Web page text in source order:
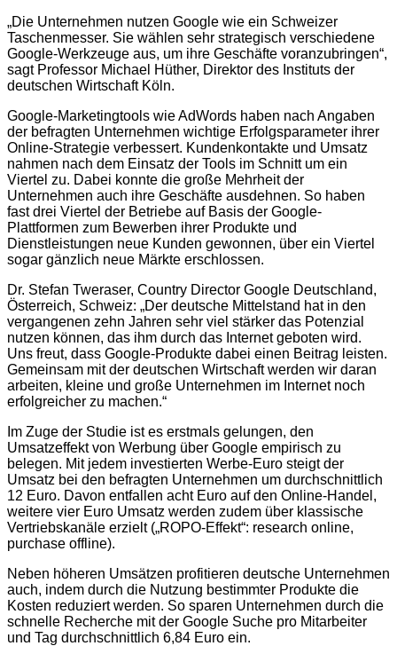
„Die Unternehmen nutzen Google wie ein Schweizer
Taschenmesser. Sie wählen sehr strategisch verschiedene
Google-Werkzeuge aus, um ihre Geschäfte voranzubringen“,
sagt Professor Michael Hüther, Direktor des Instituts der
deutschen Wirtschaft Köln.
Google-Marketingtools wie AdWords haben nach Angaben
der befragten Unternehmen wichtige Erfolgsparameter ihrer
Online-Strategie verbessert. Kundenkontakte und Umsatz
nahmen nach dem Einsatz der Tools im Schnitt um ein
Viertel zu. Dabei konnte die große Mehrheit der
Unternehmen auch ihre Geschäfte ausdehnen. So haben
fast drei Viertel der Betriebe auf Basis der Google-
Plattformen zum Bewerben ihrer Produkte und
Dienstleistungen neue Kunden gewonnen, über ein Viertel
sogar gänzlich neue Märkte erschlossen.
Dr. Stefan Tweraser, Country Director Google Deutschland,
Österreich, Schweiz: „Der deutsche Mittelstand hat in den
vergangenen zehn Jahren sehr viel stärker das Potenzial
nutzen können, das ihm durch das Internet geboten wird.
Uns freut, dass Google-Produkte dabei einen Beitrag leisten.
Gemeinsam mit der deutschen Wirtschaft werden wir daran
arbeiten, kleine und große Unternehmen im Internet noch
erfolgreicher zu machen.“
Im Zuge der Studie ist es erstmals gelungen, den
Umsatzeffekt von Werbung über Google empirisch zu
belegen. Mit jedem investierten Werbe-Euro steigt der
Umsatz bei den befragten Unternehmen um durchschnittlich
12 Euro. Davon entfallen acht Euro auf den Online-Handel,
weitere vier Euro Umsatz werden zudem über klassische
Vertriebskanäle erzielt („ROPO-Effekt“: research online,
purchase offline).
Neben höheren Umsätzen profitieren deutsche Unternehmen
auch, indem durch die Nutzung bestimmter Produkte die
Kosten reduziert werden. So sparen Unternehmen durch die
schnelle Recherche mit der Google Suche pro Mitarbeiter
und Tag durchschnittlich 6,84 Euro ein.